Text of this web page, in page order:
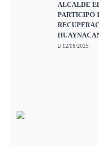
ALCALDE
PARTICIPO
12/08/2025